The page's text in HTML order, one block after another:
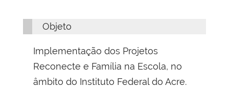
Objeto
Implementação dos Projetos
Reconecte e Família na Escola, no
âmbito do Instituto Federal do Acre.